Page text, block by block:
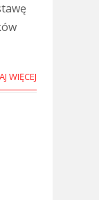
WIĘCEJ